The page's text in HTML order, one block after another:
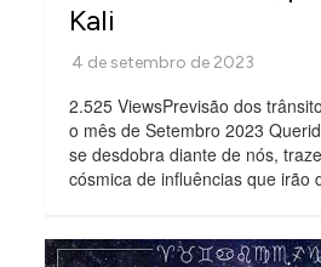
Kali
2.525 ViewsPrevisão dos
o mês de Setembro 2023
se desdobra diante de nós,
cósmica de influências que